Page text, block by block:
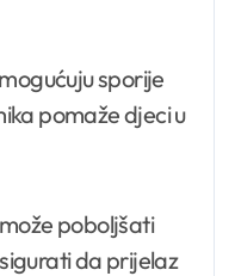
sporije
pomaže djeci u
poboljšati
da prijelaz